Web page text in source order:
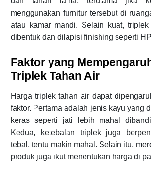
menggunakan furnitur tersebut di
atau kamar mandi. Selain kuat,
dibentuk dan dilapisi finishing seperti
Faktor yang
Triplek Tahan Air
Harga triplek tahan air dapat
faktor. Pertama adalah jenis kayu yang
keras seperti jati lebih mahal
Kedua, ketebalan triplek juga
tebal, tentu makin mahal. Selain itu,
produk juga ikut menentukan harga di